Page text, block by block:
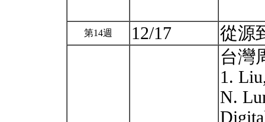
第14週 12/17
從源
台灣
1.
N.